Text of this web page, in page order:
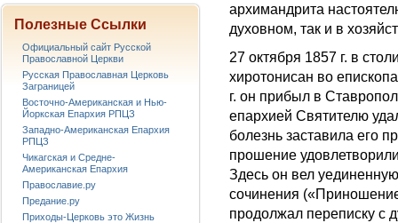
архимандрита
духовном, так и в
27 октября 1857 г. в
хиротонисан во
г. он прибыл в
епархией Святителю
болезнь заставила его
прошение
Здесь он вел
сочинения
продолжал переписку с
Полезные Ссылки
Официальный сайт Русской
Православной Церкви
Русская Православная Церковь
Заграницей
Восточно-Американская и Нью-
Йоркская Епархия РПЦЗ
Западно-Американская Епархия
РПЦЗ
Чикагская и Средне-
Американская Епархия
Православие.ру
Предание.ру
Приходы-Церковь это Жизнь